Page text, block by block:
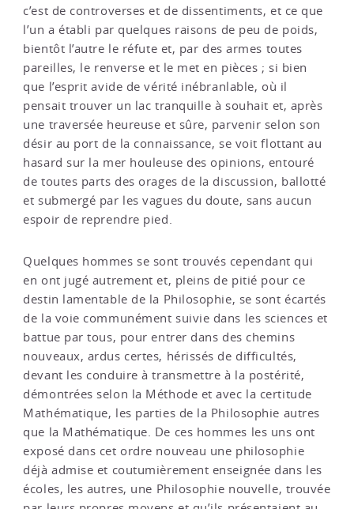
c’est de controverses et de dissentiments, et ce que
l’un a établi par quelques raisons de peu de poids,
bientôt l’autre le réfute et, par des armes toutes
pareilles, le renverse et le met en pièces ; si bien
que l’esprit avide de vérité inébranlable, où il
pensait trouver un lac tranquille à souhait et, après
une traversée heureuse et sûre, parvenir selon son
désir au port de la connaissance, se voit flottant au
hasard sur la mer houleuse des opinions, entouré
de toutes parts des orages de la discussion, ballotté
et submergé par les vagues du doute, sans aucun
espoir de reprendre pied.
Quelques hommes se sont trouvés cependant qui
en ont jugé autrement et, pleins de pitié pour ce
destin lamentable de la Philosophie, se sont écartés
de la voie communément suivie dans les sciences et
battue par tous, pour entrer dans des chemins
nouveaux, ardus certes, hérissés de difficultés,
devant les conduire à transmettre à la postérité,
démontrées selon la Méthode et avec la certitude
Mathématique, les parties de la Philosophie autres
que la Mathématique. De ces hommes les uns ont
exposé dans cet ordre nouveau une philosophie
déjà admise et coutumièrement enseignée dans les
écoles, les autres, une Philosophie nouvelle, trouvée